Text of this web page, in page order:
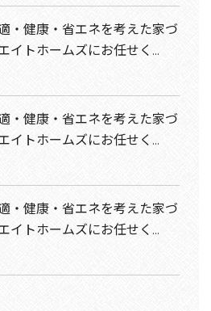
・健康・省エネを考えた家づ
イトホームズにお任せく...
・健康・省エネを考えた家づ
イトホームズにお任せく...
・健康・省エネを考えた家づ
イトホームズにお任せく...